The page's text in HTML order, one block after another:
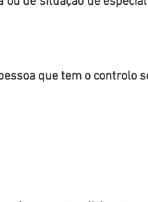
da pessoa que tem o controlo